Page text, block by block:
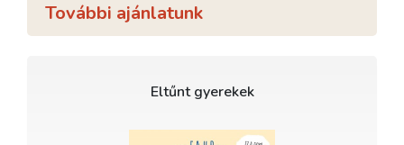
További ajánlatunk
Eltűnt gyerekek